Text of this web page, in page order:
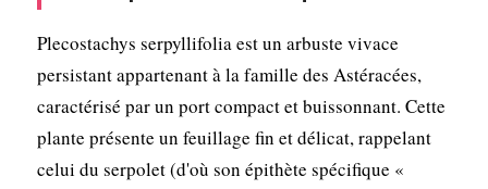
Plecostachys serpyllifolia est un arbuste vivace
persistant appartenant à la famille des Astéracées,
caractérisé par un port compact et buissonnant. Cette
plante présente un feuillage fin et délicat, rappelant
celui du serpolet (d'où son épithète spécifique «